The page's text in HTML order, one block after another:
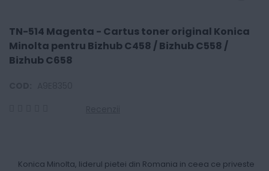
TN-514 Magenta - Cartus toner original Konica
Minolta pentru Bizhub C458 / Bizhub C558 /
Bizhub C658
Konica Minolta, liderul pietei din Romania in ceea ce priveste